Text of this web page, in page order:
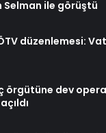
Selman ile görüştü
düzenlemesi:
örgütüne dev